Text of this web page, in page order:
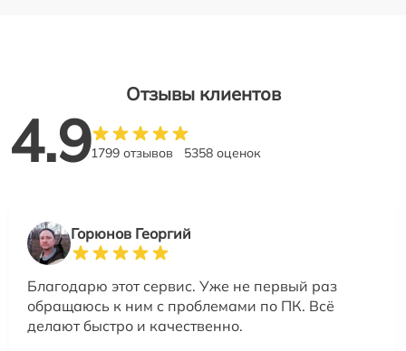
Отзывы клиентов
4.91799 отзывов 5358 оценок
Горюнов Георгий
Благодарю этот сервис. Уже не первый раз
обращаюсь к ним с проблемами по ПК. Всё
делают быстро и качественно.